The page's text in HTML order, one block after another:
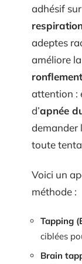
adhésif
adeptes
améliore
attention :
d’apnée
demander
toute
Voici un
méthode :
Tapping
ciblées
Brain